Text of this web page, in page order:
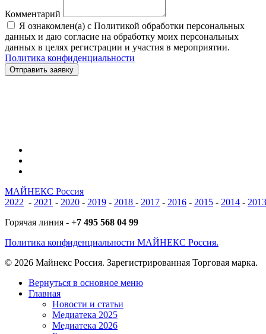
Комментарий
Я ознакомлен(а) с Политикой обработки персональных
данных и даю согласие на обработку моих персональных
данных в целях регистрации и участия в мероприятии.
Политика конфиденциальности
Отправить заявку
МАЙНЕКС Россия
2022 - 2021 - 2020 - 2019 - 2018 - 2017 - 2016 - 2015 - 2014 - 2013
Горячая линия - +7 495 568 04 99
Политика конфиденциальности МАЙНЕКС Россия.
© 2026 Майнекс Россия. Зарегистрированная Торговая марка.
Close
Menu
Вернуться в основное меню
Главная
Новости и статьи
Медиатека 2025
Медиатека 2026